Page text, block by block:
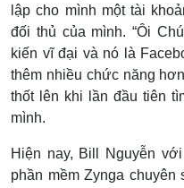
lập cho mình một tài
đối thủ của mình. “Ôi
kiến vĩ đại và nó là
thêm nhiều chức năng
thốt lên khi lần đầu tiên
mình.
Hiện nay, Bill Nguyễn
phần mềm Zynga